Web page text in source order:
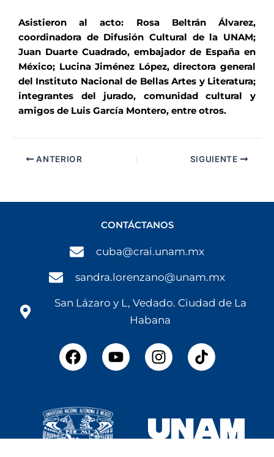
Asistieron al acto: Rosa Beltrán Álvarez,
coordinadora de Difusión Cultural de la UNAM;
Juan Duarte Cuadrado, embajador de España en
México; Lucina Jiménez López, directora general
del Instituto Nacional de Bellas Artes y Literatura;
integrantes del jurado, comunidad cultural y
amigos de Luis García Montero, entre otros.
ANTERIOR SIGUIENTE
CONTÁCTANOS
cuba@crai.unam.mx
sandra.lorenzano@unam.mx
San Lázaro y L, Vedado. Ciudad de La
Habana
F
a
b
o
o
Y
o
e
I
n
g